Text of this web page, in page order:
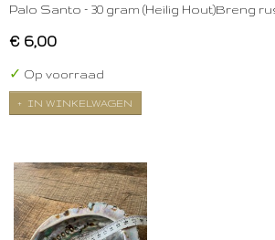
Palo Santo – 30 gram (Heilig Hout)Breng
€ 6,00
✓ Op voorraad
IN WINKELWAGEN